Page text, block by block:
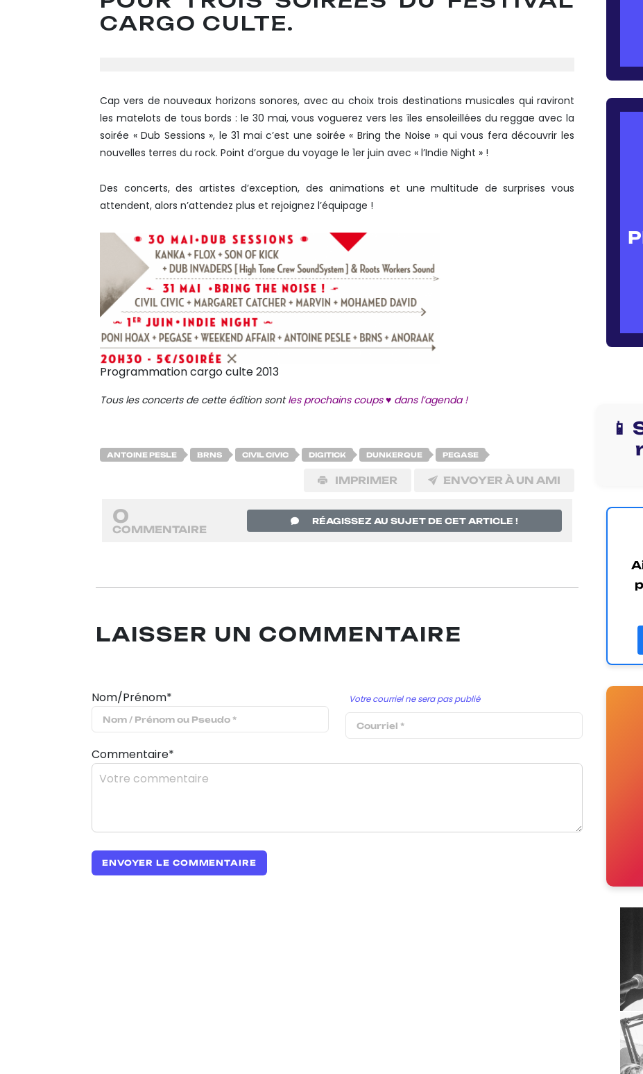
CARGO CULTE.
Cap vers de nouveaux horizons sonores, avec au choix trois destinations musicales qui raviront
les matelots de tous bords : le 30 mai, vous voguerez vers les îles ensoleillées du reggae avec la
soirée « Dub Sessions », le 31 mai c’est une soirée « Bring the Noise » qui vous fera découvrir les
nouvelles terres du rock. Point d’orgue du voyage le 1er juin avec « l’Indie Night » !
Des concerts, des artistes d’exception, des animations et une multitude de surprises vous
attendent, alors n’attendez plus et rejoignez l’équipage !
Programmation cargo culte 2013
Tous les concerts de cette édition sontles prochains coups ♥ dans l’agenda !
ANTOINE PESLE BRNS CIVIL CIVIC DIGITICK DUNKERQUE PEGASE
IMPRIMER ENVOYER À UN AMI
0
COMMENTAIRE
RÉAGISSEZ AU SUJET DE CET ARTICLE !
LAISSER UN COMMENTAIRE
Nom/Prénom* Votre courriel ne sera pas publié
Commentaire*
📱